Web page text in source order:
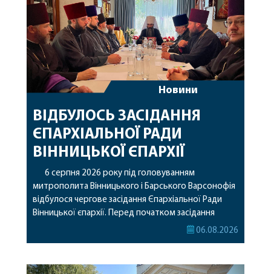
Новини
ВІДБУЛОСЬ ЗАСІДАННЯ
ЄПАРХІАЛЬНОЇ РАДИ
ВІННИЦЬКОЇ ЄПАРХІЇ
6 серпня 2026 року під головуванням
митрополита Вінницького і Барського Варсонофія
відбулося чергове засідання Єпархіальної Ради
Вінницької єпархії. Перед початком засідання
секретар Єпархіальної Ради від імені членів Ради
побажавши йому міцного здоров’я, Божої
06.08.2026